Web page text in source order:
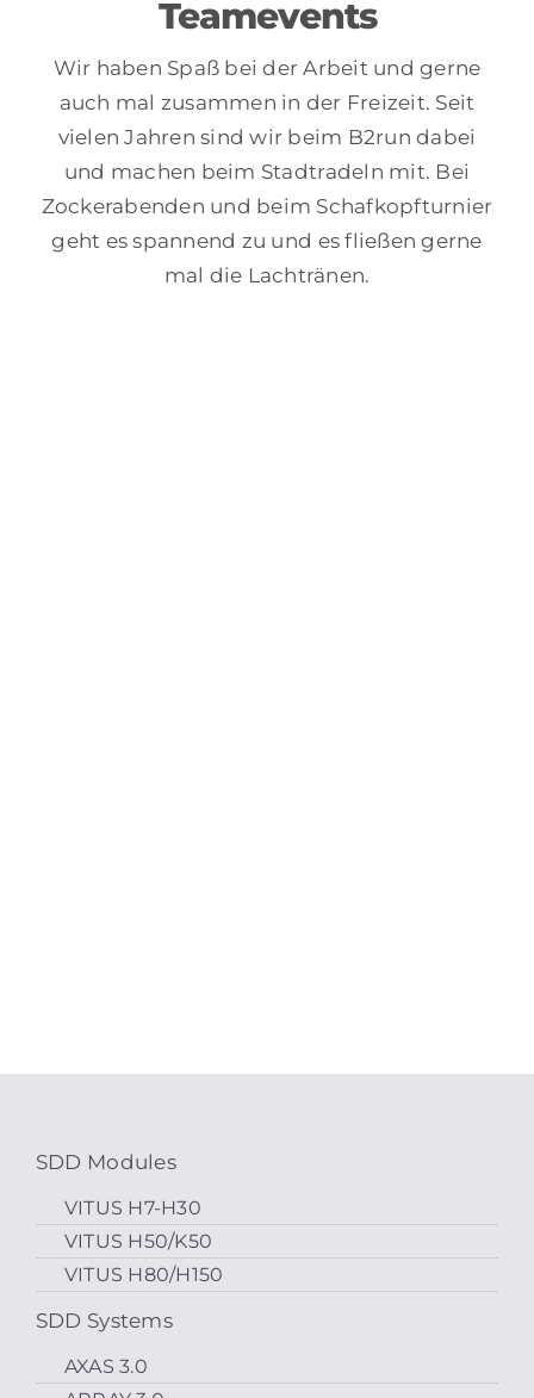
Teamevents
Wir haben Spaß bei der Arbeit und gerne
auch mal zusammen in der Freizeit. Seit
vielen Jahren sind wir beim B2run dabei
und machen beim Stadtradeln mit. Bei
Zockerabenden und beim Schafkopfturnier
geht es spannend zu und es fließen gerne
mal die Lachtränen.
SDD Modules
VITUS H7-H30
VITUS H50/K50
VITUS H80/H150
SDD Systems
AXAS 3.0